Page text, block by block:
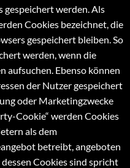
werden. Als
Cookies bezeichnet, die
gespeichert bleiben. So
werden, wenn die
aufsuchen. Ebenso können
der Nutzer gespeichert
oder Marketingzwecke
Cookie“ werden Cookies
als dem
betreibt, angeboten
Cookies sind spricht